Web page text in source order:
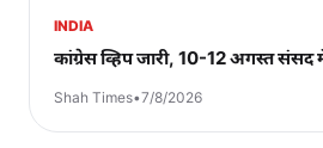
INDIA
कांग्रेस व्हिप जारी, 10-12 अगस्त संसद
Shah Times•7/8/2026